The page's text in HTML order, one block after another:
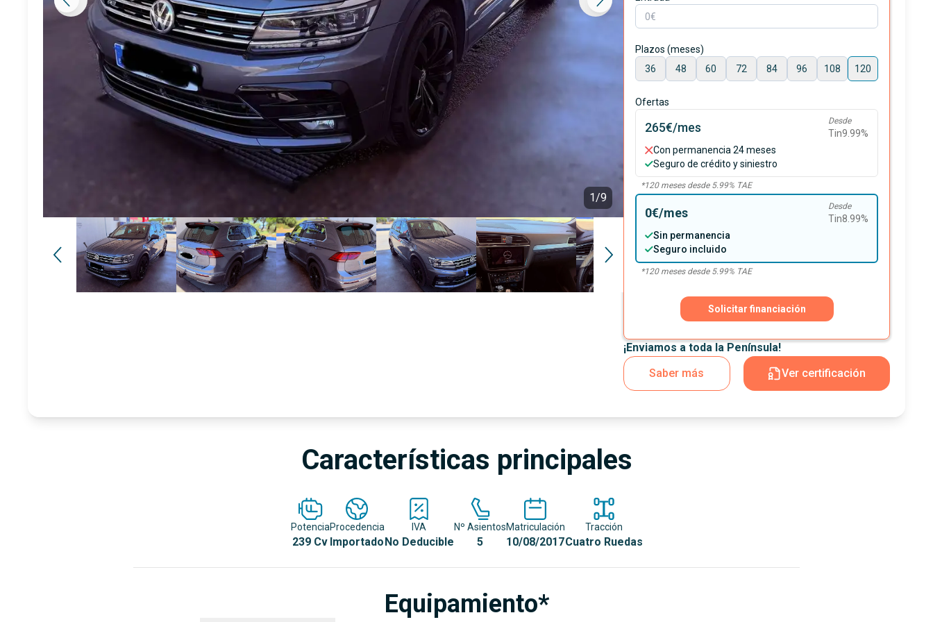
1/9
Plazos (meses)
36
48 60 72 84 96 108 120
Ofertas
265€/mes Desde
Tin9.99%
Con permanencia 24 meses
Seguro de crédito y siniestro
*120meses desde 5.99% TAE
0€/mes Desde
Tin8.99%
Sin permanencia
Seguro incluido
*120meses desde 5.99% TAE
Solicitar financiación
¡Enviamos a toda la Península!
Saber más
Ver certificación
Características principales
Potencia
239 Cv
Procedencia
Importado
IVA
No Deducible
Nº Asientos
5
Matriculación
10/08/2017
Tracción
Cuatro Ruedas
Equipamiento*